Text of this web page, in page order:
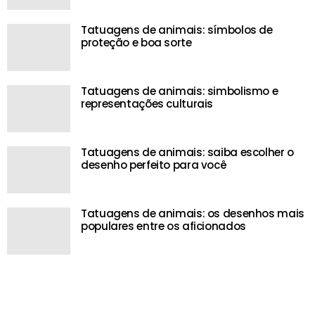
Tatuagens de animais: símbolos de
proteção e boa sorte
Tatuagens de animais: simbolismo e
representações culturais
Tatuagens de animais: saiba escolher o
desenho perfeito para você
Tatuagens de animais: os desenhos mais
populares entre os aficionados